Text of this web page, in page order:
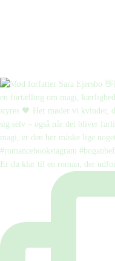
Er du klar til en roman, der